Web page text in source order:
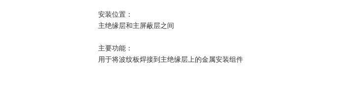
安装位置：
主绝缘层和主屏蔽层之间
主要功能：
用于将波纹板焊接到主绝缘层上的金属安装组件